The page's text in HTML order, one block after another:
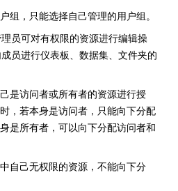
组，只能选择自己管理的用户组。
员可对有权限的资源进行编辑操
员进行仪表板、数据集、文件夹的
是访问者或所有者的资源进行授
，若本身是访问者，只能向下分配
是所有者，可以向下分配访问者和
自己无权限的资源，不能向下分